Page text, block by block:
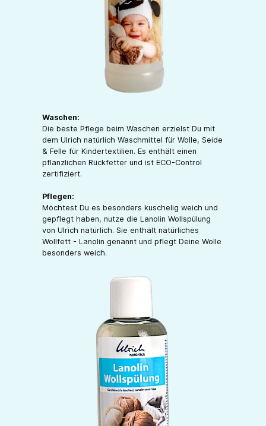
Waschen:
Die beste Pflege beim Waschen erzielst Du mit
dem Ulrich natürlich Waschmittel für Wolle, Seide
& Felle für Kindertextilien. Es enthält einen
pflanzlichen Rückfetter und ist ECO-Control
zertifiziert.
Pflegen:
Möchtest Du es besonders kuschelig weich und
gepflegt haben, nutze die Lanolin Wollspülung
von Ulrich natürlich. Sie enthält natürliches
Wollfett - Lanolin genannt und pflegt Deine Wolle
besonders weich.